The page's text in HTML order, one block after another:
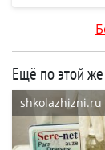
Ещё по этой
shkolazhizni.ru